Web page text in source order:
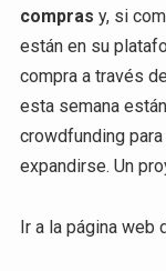
compras y, si
están en su
compra a través
esta semana
crowdfunding
expandirse. Un
Ir a la página web